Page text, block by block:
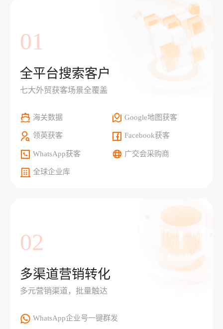
01
全平台搜索客户
七大外贸获客场景全覆盖
海关数据 Google地图获客
领英获客 Facebook获客
WhatsApp获客 广交会采购商
全球企业库
02
多渠道营销转化
多元营销渠道，批量触达
WhatsApp企业号一键群发